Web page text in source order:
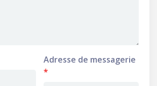
Adresse de messagerie
*